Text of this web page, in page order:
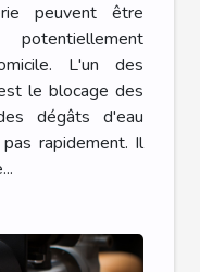
peuvent être
L'un des
le blocage des
dégâts d'eau
rapidement. Il